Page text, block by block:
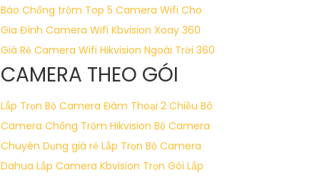
Báo Chống trộm Top 5 Camera Wifi Cho
Gia Đình Camera Wifi Kbvision Xoay 360
Giá Rẻ Camera Wifi Hikvision Ngoài Trời 360
CAMERA THEO GÓI
Lắp Trọn Bộ Camera Đàm Thoại 2 Chiều Bô
Camera Chống Trộm Hikvision Bộ Camera
Chuyên Dụng giá rẻ Lắp Trọn Bộ Camera
Dahua Lắp Camera Kbvision Trọn Gói Lắp